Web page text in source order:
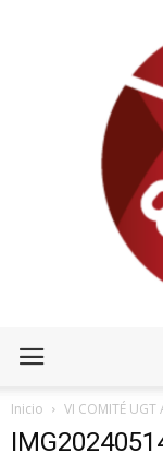
Inicio VI COMITÉ UGT